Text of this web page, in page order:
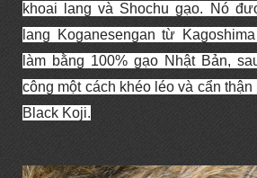
khoai lang và Shochu gạo.
Nó
lang Koganesengan từ
làm bằng 100% gạo Nhật Bản,
công một cách khéo léo và cẩn
Black Koji.